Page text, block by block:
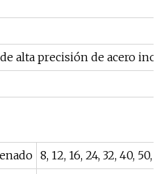
alta precisión de acero
8, 12, 16, 24, 32, 40, 50,